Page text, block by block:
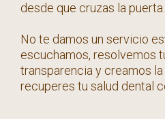
desde que cruzas la puerta.
No te damos un servicio
escuchamos, resolvemos
transparencia y creamos
recuperes tu salud dental